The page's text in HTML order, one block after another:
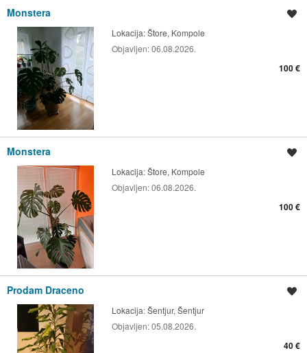
Monstera
Lokacija:Štore, Kompole
Objavljen:06.08.2026.
100 €
Monstera
Lokacija:Štore, Kompole
Objavljen:06.08.2026.
100 €
Prodam Draceno
Lokacija:Šentjur, Šentjur
Objavljen:05.08.2026.
40 €